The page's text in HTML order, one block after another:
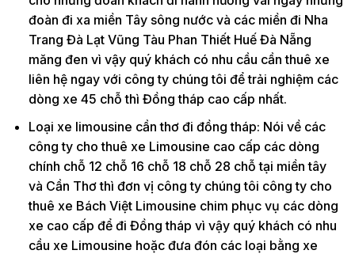
đoàn đi xa miền Tây sông nước và các miền đi Nha
Trang Đà Lạt Vũng Tàu Phan Thiết Huế Đà Nẵng
măng đen vì vậy quý khách có nhu cầu cần thuê xe
liên hệ ngay với công ty chúng tôi để trải nghiệm các
dòng xe 45 chỗ thì Đồng tháp cao cấp nhất.
Loại xe limousine cần thơ đi đồng tháp: Nói về các
công ty cho thuê xe Limousine cao cấp các dòng
chính chỗ 12 chỗ 16 chỗ 18 chỗ 28 chỗ tại miền tây
và Cần Thơ thì đơn vị công ty chúng tôi công ty cho
thuê xe Bách Việt Limousine chim phục vụ các dòng
xe cao cấp để đi Đồng tháp vì vậy quý khách có nhu
cầu xe Limousine hoặc đưa đón các loại bằng xe